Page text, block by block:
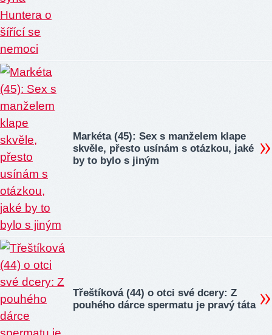
Markéta (45): Sex s manželem klape
skvěle, přesto usínám s otázkou, jaké
by to bylo s jiným
Třeštíková (44) o otci své dcery: Z
pouhého dárce spermatu je pravý táta